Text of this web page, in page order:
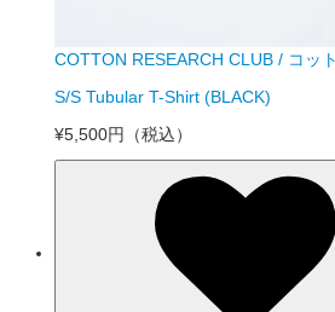
COTTON RESEARCH CLUB / コッ
S/S Tubular T-Shirt (BLACK)
¥5,500円
（税込）